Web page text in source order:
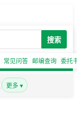
搜索
常见问答 邮编查询 委托
更多 ▾